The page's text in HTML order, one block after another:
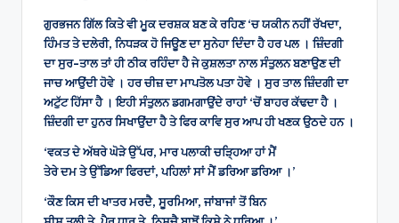
ਗੁਰਭਜਨ ਗਿੱਲ ਕਿਤੇ ਵੀ ਮੂਕ ਦਰਸ਼ਕ ਬਣ ਕੇ ਰਹਿਣ ‘ਚ ਯਕੀਨ ਨਹੀਂ ਰੱਖਦਾ,
ਹਿੰਮਤ ਤੇ ਦਲੇਰੀ, ਨਿਧੜਕ ਹੋ ਜਿਊਣ ਦਾ ਸੁਨੇਹਾ ਦਿੰਦਾ ਹੈ ਹਰ ਪਲ । ਜ਼ਿੰਦਗੀ
ਦਾ ਸੁਰ-ਤਾਲ ਤਾਂ ਹੀ ਠੀਕ ਰਹਿੰਦਾ ਹੈ ਜੇ ਕੁਸ਼ਲਤਾ ਨਾਲ ਸੰਤੁਲਨ ਬਣਾਉਣ ਦੀ
ਜਾਚ ਆਉਂਦੀ ਹੋਵੇ । ਹਰ ਚੀਜ਼ ਦਾ ਮਾਪਤੋਲ ਪਤਾ ਹੋਵੇ । ਸੁਰ ਤਾਲ ਜ਼ਿੰਦਗੀ ਦਾ
ਅਟੁੱਟ ਹਿੱਸਾ ਹੈ । ਇਹੀ ਸੰਤੁਲਨ ਡਗਮਗਾਉਂਦੇ ਰਾਹਾਂ ‘ਚੋਂ ਬਾਹਰ ਕੱਢਦਾ ਹੈ ।
ਜ਼ਿੰਦਗੀ ਦਾ ਹੁਨਰ ਸਿਖਾਉਂਦਾ ਹੈ ਤੇ ਫਿਰ ਕਾਵਿ ਸੁਰ ਆਪ ਹੀ ਖਣਕ ਉਠਦੇ ਹਨ ।
‘ਵਕਤ ਦੇ ਅੱਥਰੇ ਘੋੜੇ ਉੱਪਰ, ਮਾਰ ਪਲਾਕੀ ਚੜ੍ਹਿਆ ਹਾਂ ਮੈਂ
ਤੇਰੇ ਦਮ ਤੇ ਉੱਡਿਆ ਫਿਰਦਾਂ, ਪਹਿਲਾਂ ਸਾਂ ਮੈਂ ਡਰਿਆ ਡਰਿਆ ।’
‘ਕੌਣ ਕਿਸ ਦੀ ਖਾਤਰ ਮਰਦੈ, ਸੂਰਮਿਆ, ਜਾਂਬਾਜਾਂ ਤੋਂ ਬਿਨ